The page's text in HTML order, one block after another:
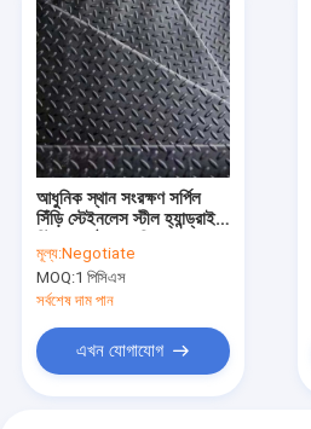
আধুনিক স্থান সংরক্ষণ সর্পিল
সিঁড়ি স্টেইনলেস স্টীল হ্যান্ড্রাইল
মূল্য:Negotiate
MOQ:1 পিসিএস
সর্বশেষ দাম পান
এখন যোগাযোগ